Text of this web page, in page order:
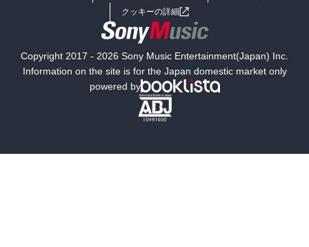
小説
海外小説
ミステリー SF
文学
クッキーの詳細
Copyright 2017 - 2026 Sony Music Entertainment(Japan) Inc.
Information on the site is for the Japan domestic market only
powered by